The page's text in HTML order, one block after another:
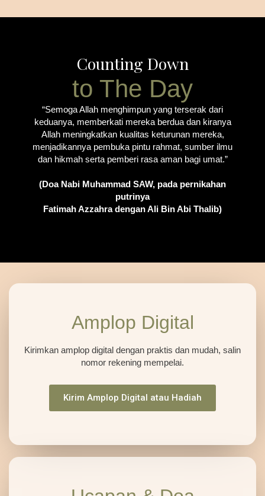
Counting Down
to The Day
“Semoga Allah menghimpun yang terserak dari
keduanya, memberkati mereka berdua dan kiranya
Allah meningkatkan kualitas keturunan mereka,
menjadikannya pembuka pintu rahmat, sumber ilmu
dan hikmah serta pemberi rasa aman bagi umat.”
(Doa Nabi Muhammad SAW, pada pernikahan
putrinya
Fatimah Azzahra dengan Ali Bin Abi Thalib)
Amplop Digital
Kirimkan amplop digital dengan praktis dan mudah, salin
nomor rekening mempelai.
Kirim Amplop Digital atau Hadiah